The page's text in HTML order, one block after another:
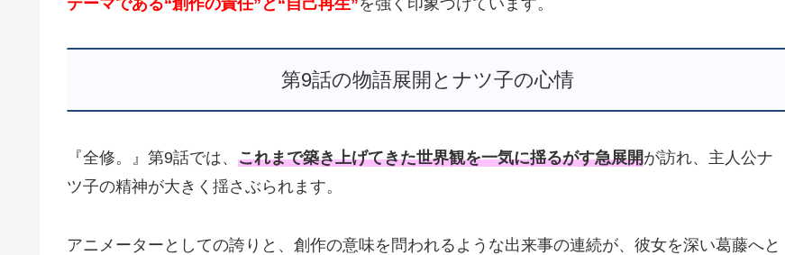
テーマである“創作の責任”と“自己再生”を強く印象づけています。
第9話の物語展開とナツ子の心情
『全修。』第9話では、 これまで築き上げてきた世界観を一気に揺るがす急展開が訪れ、主人公ナ
ツ子の精神が大きく揺さぶられます。
アニメーターとしての誇りと、創作の意味を問われるような出来事の連続が、彼女を深い葛藤へと